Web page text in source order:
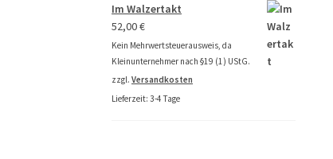
Im Walzertakt
52,00€
Kein Mehrwertsteuerausweis, da
Kleinunternehmer nach §19 (1) UStG.
zzgl.Versandkosten
Lieferzeit:3-4 Tage